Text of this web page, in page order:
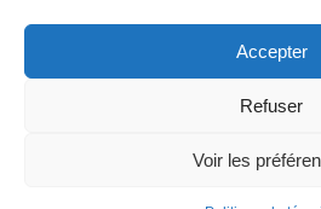
Accepter
Refuser
Voir les
Politique de témoins (CA)